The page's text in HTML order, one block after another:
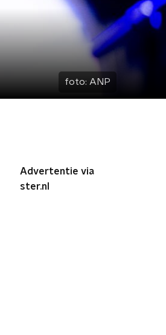
foto: ANP
Advertentie via
ster.nl